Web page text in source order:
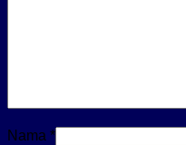
Nama *